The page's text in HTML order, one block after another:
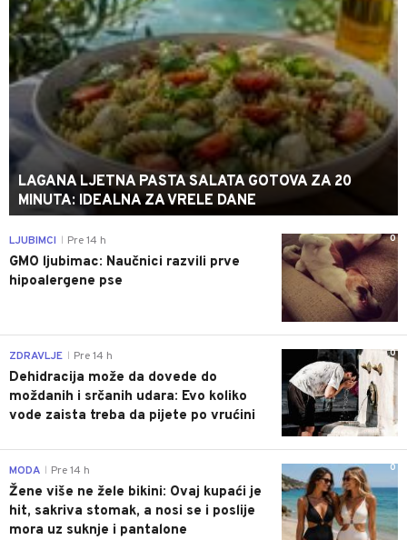
LAGANA LJETNA PASTA SALATA GOTOVA ZA 20
MINUTA: IDEALNA ZA VRELE DANE
0
LJUBIMCI Pre 14 h
GMO ljubimac: Naučnici razvili prve
hipoalergene pse
0
ZDRAVLJE Pre 14 h
Dehidracija može da dovede do
moždanih i srčanih udara: Evo koliko
vode zaista treba da pijete po vrućini
0
MODA Pre 14 h
Žene više ne žele bikini: Ovaj kupaći je
hit, sakriva stomak, a nosi se i poslije
mora uz suknje i pantalone